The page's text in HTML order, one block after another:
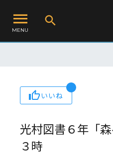
MENU
いいね
光村図書６年「
３時